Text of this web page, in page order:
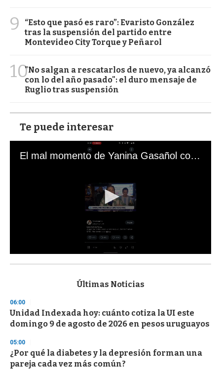
9
“Esto que pasó es raro”: Evaristo González
tras la suspensión del partido entre
Montevideo City Torque y Peñarol
10"No salgan a rescatarlos de nuevo, ya alcanzó
con lo del año pasado": el duro mensaje de
Ruglio tras suspensión
Te puede interesar
El mal momento de Yanina Gasañol con un hincha argentino en "Subrayado"
s
d
s
o
f
3
s
e
c
Últimas Noticias
06:00
Unidad Indexada hoy: cuánto cotiza la UI este
domingo 9 de agosto de 2026 en pesos uruguayos
05:00
¿Por qué la diabetes y la depresión forman una
pareja cada vez más común?